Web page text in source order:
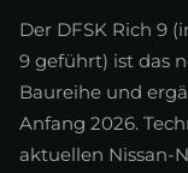
Der DFSK Rich 9
9 geführt) ist das
Baureihe und
Anfang 2026.
aktuellen Nissan-